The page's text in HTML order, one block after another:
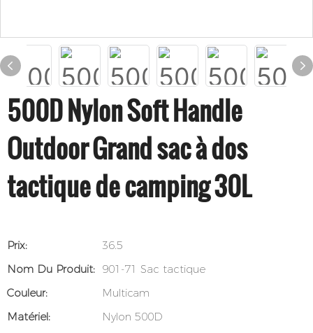
500D Nylon Soft Handle
Outdoor Grand sac à dos
tactique de camping 30L
Prix:
36.5
Nom Du Produit: 901-71 Sac tactique
Couleur:
Multicam
Matériel:
Nylon 500D